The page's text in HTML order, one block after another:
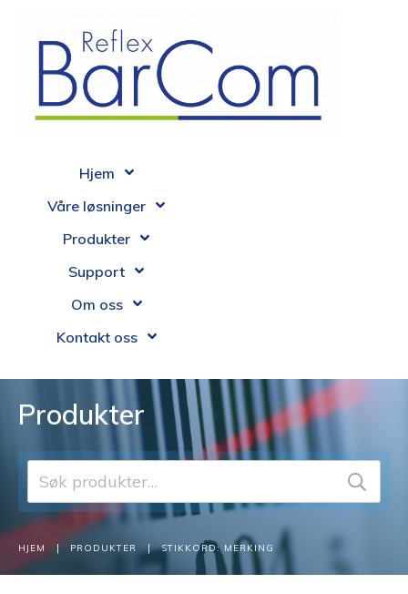
Hjem
Våre løsninger
Produkter
Support
Om oss
Kontakt oss
Produkter
Søk
etter:
HJEM | PRODUKTER | STIKKORD: MERKING